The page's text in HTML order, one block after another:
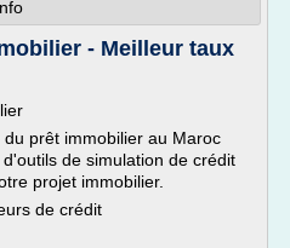
- Meilleur taux
prêt immobilier au Maroc
de simulation de crédit
projet immobilier.
de crédit